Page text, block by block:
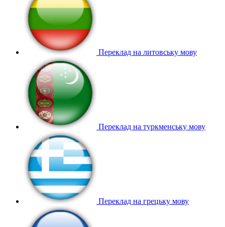
Переклад на литовську мову
Переклад на туркменську мову
Переклад на грецьку мову